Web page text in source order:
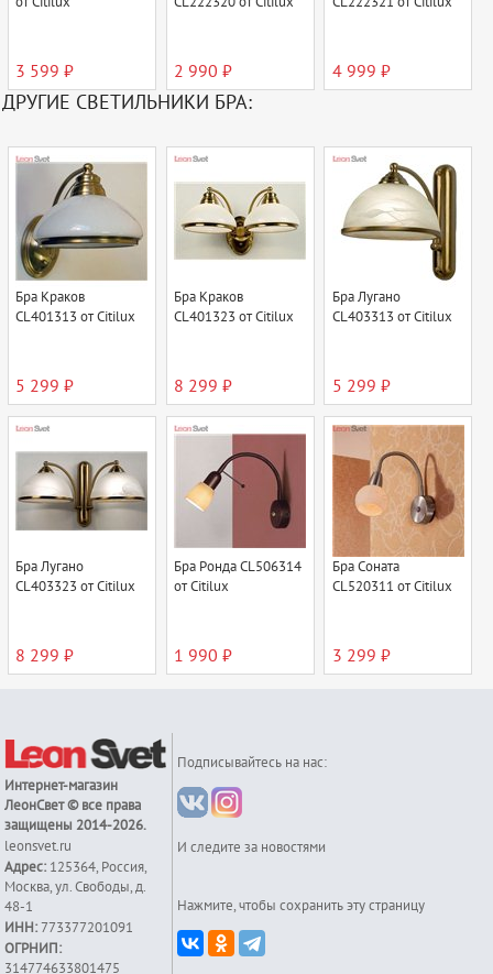
3 599 ₽ 2 990 ₽ 4 999 ₽
ДРУГИЕ СВЕТИЛЬНИКИ БРА:
Бра Краков
CL401313 от Citilux
5 299 ₽
Бра Краков
CL401323 от Citilux
8 299 ₽
Бра Лугано
CL403313 от Citilux
5 299 ₽
Бра Лугано
CL403323 от Citilux
8 299 ₽
Бра Ронда CL506314
от Citilux
1 990 ₽
Бра Соната
CL520311 от Citilux
3 299 ₽
Интернет-магазин
ЛеонСвет© все права
защищены 2014-2026.
leonsvet.ru
Адрес: 125364,Россия,
Москва,ул. Свободы, д.
48-1
ИНН:773377201091
ОГРНИП:
314774633801475
Подписывайтесь на нас:
И следите за новостями
Нажмите, чтобы сохранить эту страницу